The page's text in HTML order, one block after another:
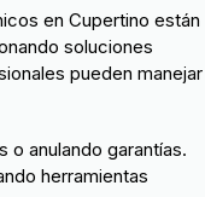
en Cupertino están
soluciones
pueden manejar
o anulando garantías.
herramientas